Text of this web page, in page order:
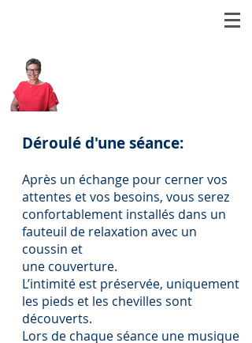
Déroulé d'une séance:
Après un échange pour cerner vos
attentes et vos besoins, vous serez
confortablement installés dans un
fauteuil de relaxation avec un
coussin et
une couverture.
L’intimité est préservée, uniquement
les pieds et les chevilles sont
découverts.
Lors de chaque séance une musique